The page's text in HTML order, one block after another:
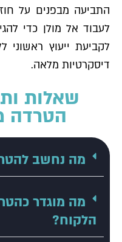
התביעה מבפנים על
לעבוד אל מולן כדי
לקביעת ייעוץ
דיסקרטיות מלאה.
שאלות
הטרדה
מה נחשב
מה מוגדר
הלקוח?